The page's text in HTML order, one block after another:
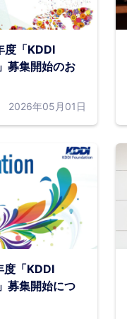
度「KDDI
募集開始のお
2026年05月01日
度「KDDI
募集開始につ